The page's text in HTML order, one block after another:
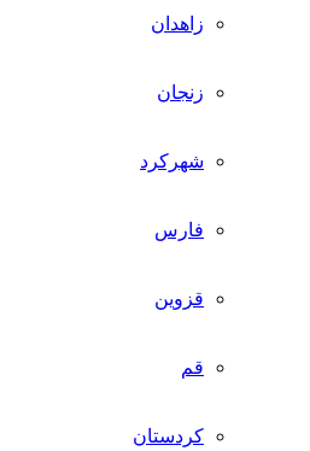
زاهدان
زنجان
شهرکرد
فارس
قزوین
قم
کردستان